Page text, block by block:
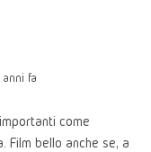
anni fa
come
Film bello anche se, a